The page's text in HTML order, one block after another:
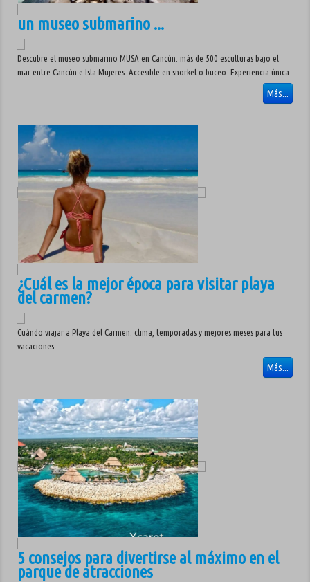
un museo submarino ...
Descubre el museo submarino MUSA en Cancún: más de 500 esculturas bajo el
mar entre Cancún e Isla Mujeres. Accesible en snorkel o buceo. Experiencia única.
Más...
¿Cuál es la mejor época para visitar playa
del carmen?
Cuándo viajar a Playa del Carmen: clima, temporadas y mejores meses para tus
vacaciones.
Más...
5 consejos para divertirse al máximo en el
parque de atracciones